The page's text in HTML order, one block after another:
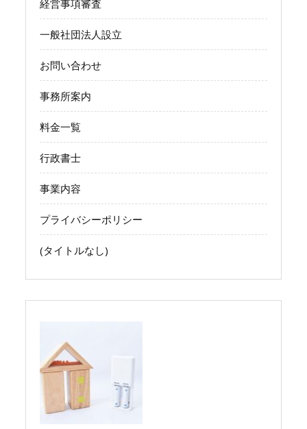
経営事項審査
一般社団法人設立
お問い合わせ
事務所案内
料金一覧
行政書士
事業内容
プライバシーポリシー
(タイトルなし)